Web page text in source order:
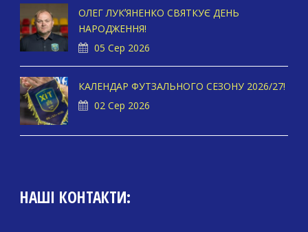
ОЛЕГ ЛУКʼЯНЕНКО СВЯТКУЄ ДЕНЬ
НАРОДЖЕННЯ!
05 Сер 2026
КАЛЕНДАР ФУТЗАЛЬНОГО СЕЗОНУ 2026/27!
02 Сер 2026
НАШІ КОНТАКТИ: